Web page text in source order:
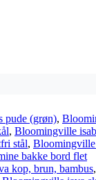
pude (grøn),
, Bloomingville
stål,
bakke bord flet
kop, brun, bambus,